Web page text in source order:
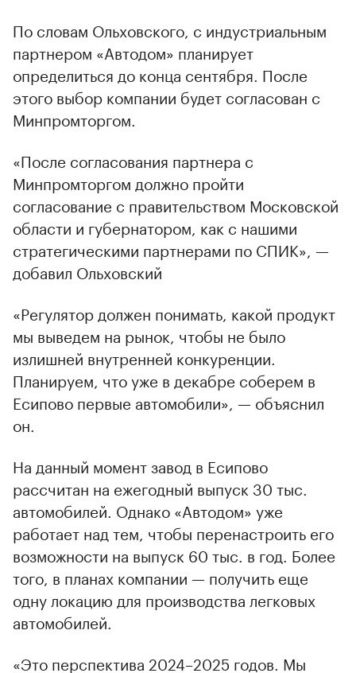
По словам Ольховского, с индустриальным
партнером «Автодом» планирует
определиться до конца сентября. После
этого выбор компании будет согласован с
Минпромторгом.
«После согласования партнера с
Минпромторгом должно пройти
согласование с правительством Московской
области и губернатором, как с нашими
стратегическими партнерами по СПИК», —
добавил Ольховский
«Регулятор должен понимать, какой продукт
мы выведем на рынок, чтобы не было
излишней внутренней конкуренции.
Планируем, что уже в декабре соберем в
Есипово первые автомобили», — объяснил
он.
На данный момент завод в Есипово
рассчитан на ежегодный выпуск 30 тыс.
автомобилей. Однако «Автодом» уже
работает над тем, чтобы перенастроить его
возможности на выпуск 60 тыс. в год. Более
того, в планах компании — получить еще
одну локацию для производства легковых
автомобилей.
«Это перспектива 2024–2025 годов. Мы